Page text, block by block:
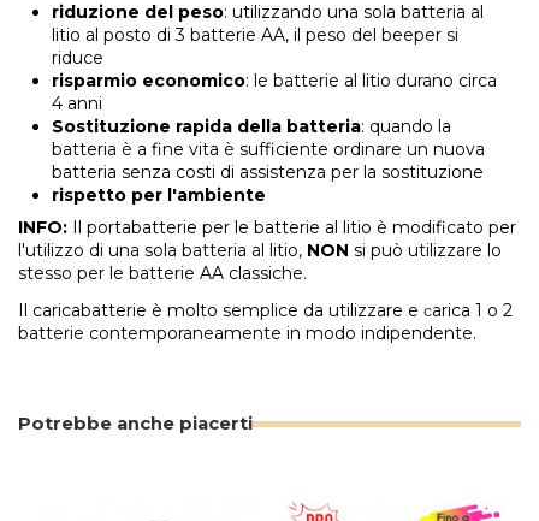
riduzione del peso: utilizzando una sola batteria al
litio al posto di 3 batterie AA, il peso del beeper si
riduce
risparmio economico: le batterie al litio durano circa
4 anni
Sostituzione rapida della batteria: quando la
batteria è a fine vita è sufficiente ordinare un nuova
batteria senza costi di assistenza per la sostituzione
rispetto per l'ambiente
INFO:
Il portabatterie per le batterie al litio è modificato per
l'utilizzo di una sola batteria al litio, NON si può utilizzare lo
stesso per le batterie AA classiche.
Il caricabatterie è molto semplice da utilizzare e carica 1 o 2
batterie contemporaneamente in modo indipendente.
Potrebbe anche piacerti